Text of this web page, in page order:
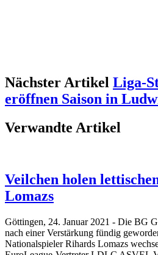
Nächster Artikel Liga-
eröffnen Saison in
Verwandte Artikel
Veilchen holen
Lomazs
Göttingen, 24. Januar 2021 - Die BG
nach einer Verstärkung fündig
Nationalspieler Rihards Lomazs